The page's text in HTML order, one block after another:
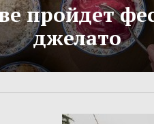
пройдет
джелато